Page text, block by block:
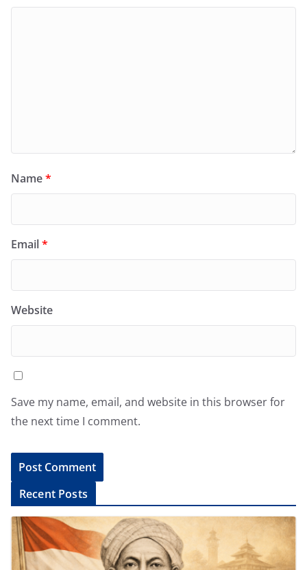
Name*
Email*
Website
Save my name, email, and website in this browser for
the next time I comment.
l
Recent Posts